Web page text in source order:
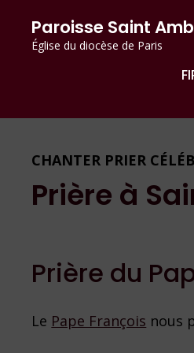
principal
contenu
Paroisse Saint
Église du diocèse de Paris
CHANTER PRIER
Prière à
Prière du
Le Pape François nous